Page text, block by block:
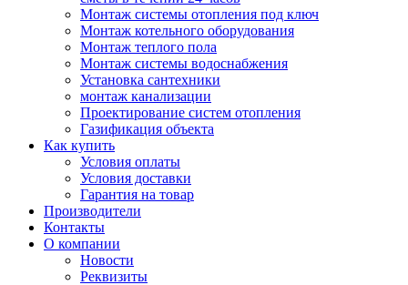
Монтаж системы отопления под ключ
Монтаж котельного оборудования
Монтаж теплого пола
Монтаж системы водоснабжения
Установка сантехники
монтаж канализации
Проектирование систем отопления
Газификация объекта
Как купить
Условия оплаты
Условия доставки
Гарантия на товар
Производители
Контакты
О компании
Новости
Реквизиты